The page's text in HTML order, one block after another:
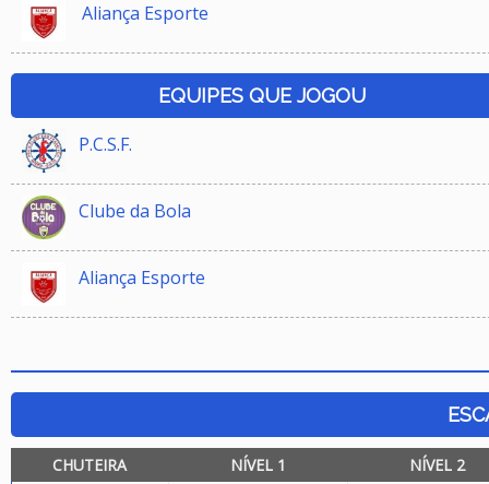
Aliança Esporte
EQUIPES QUE JOGOU
P.C.S.F.
Clube da Bola
Aliança Esporte
CHUTEIRA NÍVEL 1 NÍVEL 2